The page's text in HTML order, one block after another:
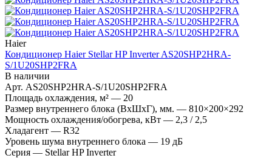
Haier
Кондиционер Haier Stellar HP Inverter AS20SHP2HRA-
S/1U20SHP2FRA
В наличии
Арт. AS20SHP2HRA-S/1U20SHP2FRA
Площадь охлаждения, м² — 20
Размер внутреннего блока (ВхШхГ), мм. — 810×200×292
Мощность охлаждения/обогрева, кВт — 2,3 / 2,5
Хладагент — R32
Уровень шума внутреннего блока — 19 дБ
Серия — Stellar HP Inverter